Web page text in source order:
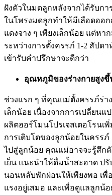
ฝังตัวในมดลูกหลังจากได้รับก
ในโพรงมดลูกทำให้มีเลือดออ
แดงจาง ๆ เพียงเล็กน้อย แต่ห
ระหว่างการตั้งครรภ์ 1-2 สัปด
เข้ารับคำปรึกษาจะดีกว่า
อุณหภูมิของร่างกายสูงขึ้
ช่วงแรก ๆ ที่คุณแม่ตั้งครรภ์ร่
เล็กน้อย เนื่องจากการเปลี่ยนแ
ผลิตฮอร์โมนโปรเจสเตอโรนเ
การเติบโตของลูกน้อยในครร
ไปสู่ลูกน้อย คุณแม่อาจจะรู้สึก
เย็น แนะนำให้ดื่มน้ำสะอาด ป
นอนหลับพักผ่อนให้เพียงพอ เพื่
แรงอยู่เสมอ และเพื่อดูแลลูกน้